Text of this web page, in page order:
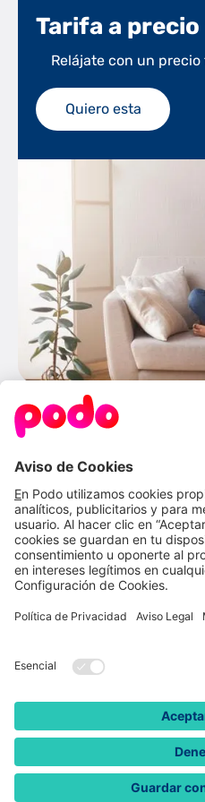
Tarifa a precio
de luz
Precio variable. Precios
Quiero esta
Tarifa a
Relájate con un precio
Quiero esta